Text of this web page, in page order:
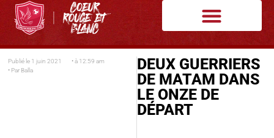
Publié le 1 juin 2021 • à 12:59 am
• Par Balla
DEUX GUERRIERS
DE MATAM DANS
LE ONZE DE
DÉPART